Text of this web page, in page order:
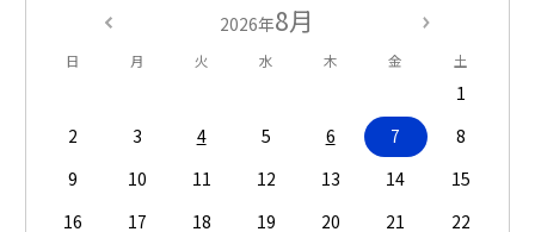
2026年8月
日 月 火 水 木 金 土
1
2
3 4 5 6 7
8
9
10 11 12 13 14
15
16
17 18 19 20 21
22